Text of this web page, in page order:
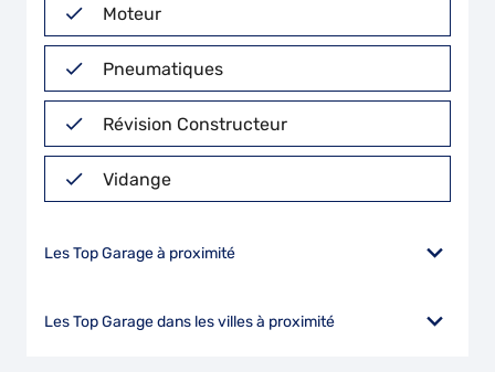
Moteur
Pneumatiques
Révision Constructeur
Vidange
Les Top Garage à proximité
Les Top Garage dans les villes à proximité